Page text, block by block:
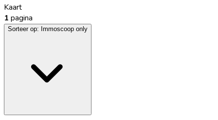
Kaart
1 pagina
Sorteer op: Immoscoop only